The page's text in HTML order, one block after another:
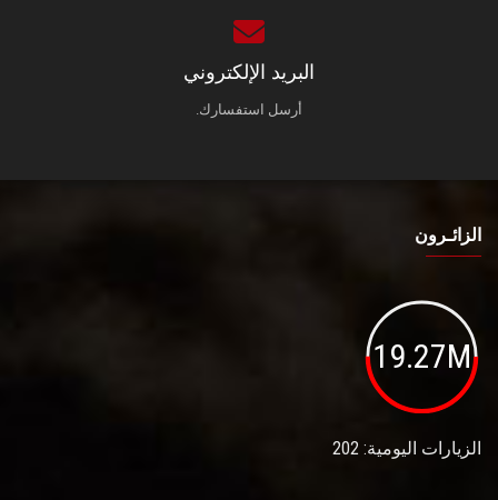
البريد الإلكتروني
أرسل استفسارك.
الزائـرون
19.27M
الزيارات اليومية: 202